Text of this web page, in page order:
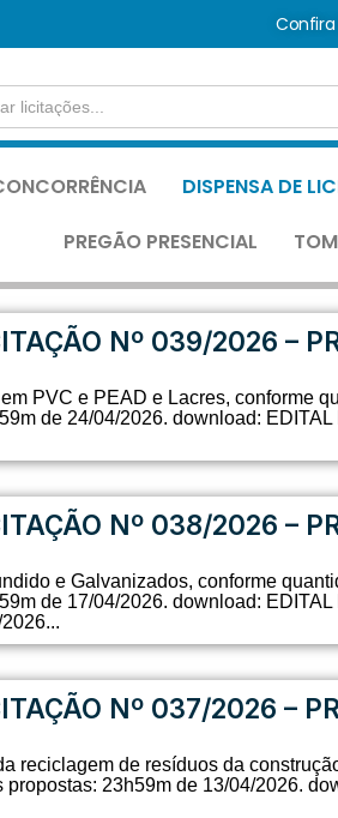
Confira
DISPENSA DE
PREGÃO PRESENCIAL
Nº 039/2026 –
PVC e PEAD e Lacres, conforme
de 24/04/2026. download:
Nº 038/2026 –
e Galvanizados, conforme
de 17/04/2026. download:
Nº 037/2026 –
reciclagem de resíduos da
23h59m de 13/04/2026.